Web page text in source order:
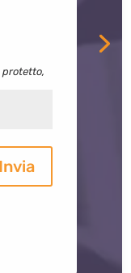
protetto,
Invia